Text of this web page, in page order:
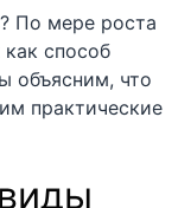
По мере роста
способ
объясним, что
практические